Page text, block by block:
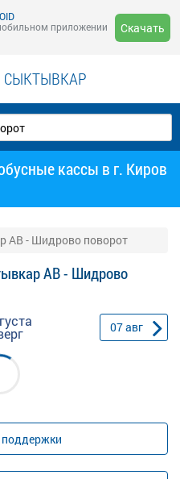
приложении
Скачать
СЫКТЫВКАР
кассы в г. Киров
АВ - Шидрово поворот
АВ - Шидрово
07авг